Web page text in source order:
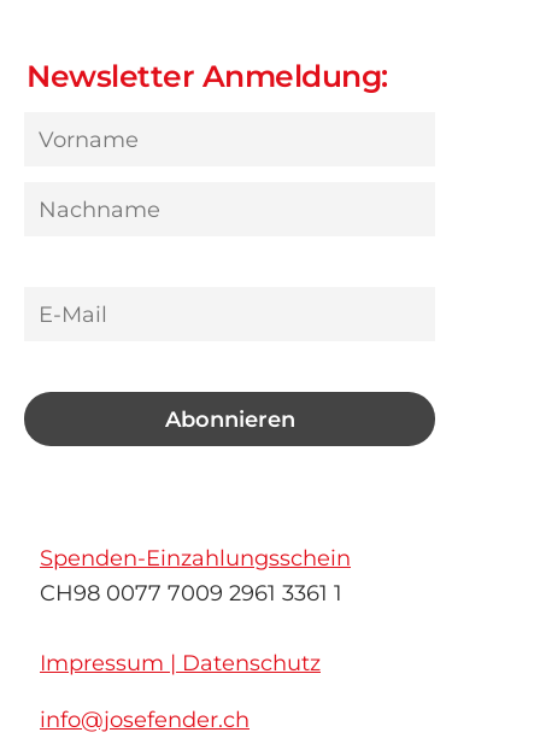
Newsletter Anmeldung:
Spenden-Einzahlungsschein
CH98 0077 7009 2961 3361 1
Impressum | Datenschutz
info@josefender.ch